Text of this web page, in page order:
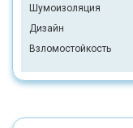
Шумоизоляция
Дизайн
Взломостойкость